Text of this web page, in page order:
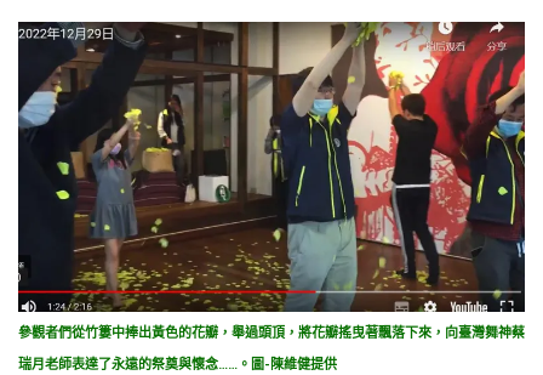
參觀者們從竹簍中捧出黃色的花瓣，舉過頭頂，將花瓣搖曳著飄落下來，向臺灣舞神蔡
瑞月老師表達了永遠的祭奠與懷念……。圖-陳維健提供